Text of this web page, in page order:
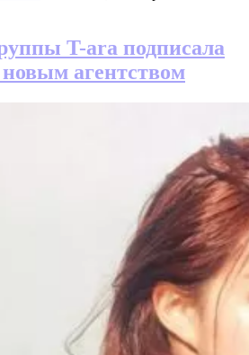
T-ara подписала
агентством